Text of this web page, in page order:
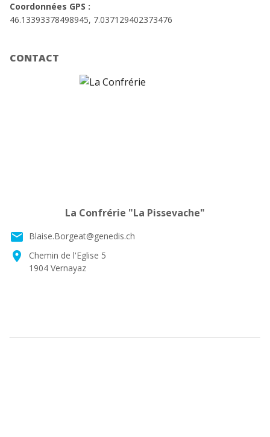
Coordonnées GPS :
46.13393378498945, 7.037129402373476
CONTACT
La Confrérie "La Pissevache"
email Blaise.Borgeat@genedis.ch
location_on
Chemin de l'Eglise 5
1904 Vernayaz